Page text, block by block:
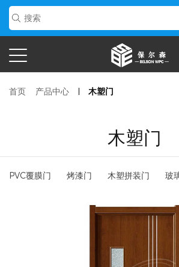
首页 产品中心 木塑门
木塑门
PVC覆膜门 烤漆门 木塑拼装门 玻